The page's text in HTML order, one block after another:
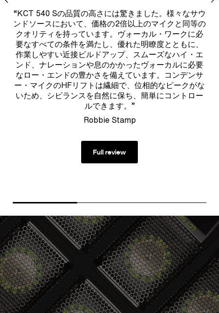
“KCT 540 Sの品質の高さには驚きました。様々なサウ
ンドソースにおいて、価格の2倍以上のマイクと同等の
クオリティを持っています。ヴォーカル・ワークに必
要なすべての条件を満たし、優れた明瞭度とともに、
作業しやすい近接ビルドアップ、スムーズなハイ・エ
ンド、ナレーションや息のかかったヴォーカルに必要
なロー・エンドの豊かさを備えています。コンデンサ
ー・マイクのHFリフトは繊細で、位相的なピークがな
いため、シビランスを自然に保ち、簡単にコントロー
ルできます。”
Robbie Stamp
Full review